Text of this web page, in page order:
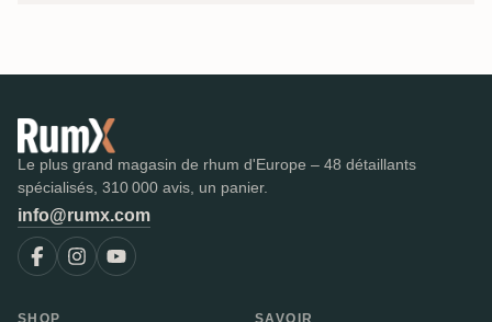
Le plus grand magasin de rhum d'Europe – 48 détaillants
spécialisés, 310 000 avis, un panier.
info@rumx.com